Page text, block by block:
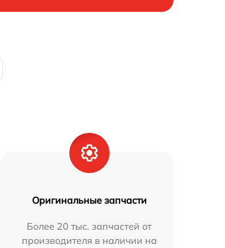
Оригинальные запчасти
Более 20 тыс. запчастей от
производителя в наличии на